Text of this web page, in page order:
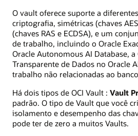
O vault oferece suporte a
criptografia, simétricas (chaves
(chaves RAS e ECDSA), e um
de trabalho, incluindo o Oracle
Oracle Autonomous AI Database,
Transparente de Dados no Oracle
trabalho não relacionadas ao
Há dois tipos de OCI Vault : Vault
padrão. O tipo de Vault que você
isolamento e desempenho das
pode ter de zero a muitos Vaults.